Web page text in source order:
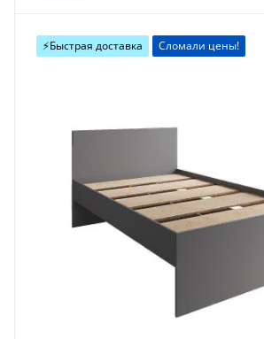
⚡️Быстрая доставка Сломали цены!